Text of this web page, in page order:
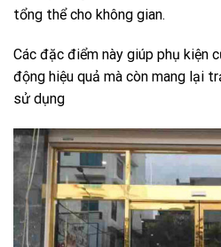
tổng thể cho không gian.
Các đặc điểm này giúp phụ kiện
động hiệu quả mà còn mang lại
sử dụng